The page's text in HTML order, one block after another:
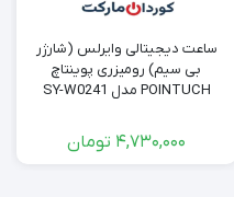
ساعت دیجیتالی وایرلس (شارژر
بی سیم) رومیزری پوینتاچ
POINTUCH مدل SY-W0241
4,730,000 تومان